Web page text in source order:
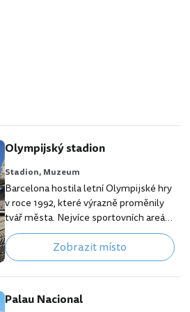
Olympijský stadion
Stadion, Muzeum
Barcelona hostila letní Olympijské hry
v roce 1992, které výrazně proměnily
tvář města. Nejvíce sportovních areálů
bylo postaveno na kopci Montjuïc
včetně hlavního Olympijského
stadionu. Stadion je pojmenován Lluís
Companys Estadi Olímpic. Původně
byl postaven již v roce 1927, avšak před
Olympiádou roku 1992 byl výrazně
Zobrazit místo
Palau Nacional